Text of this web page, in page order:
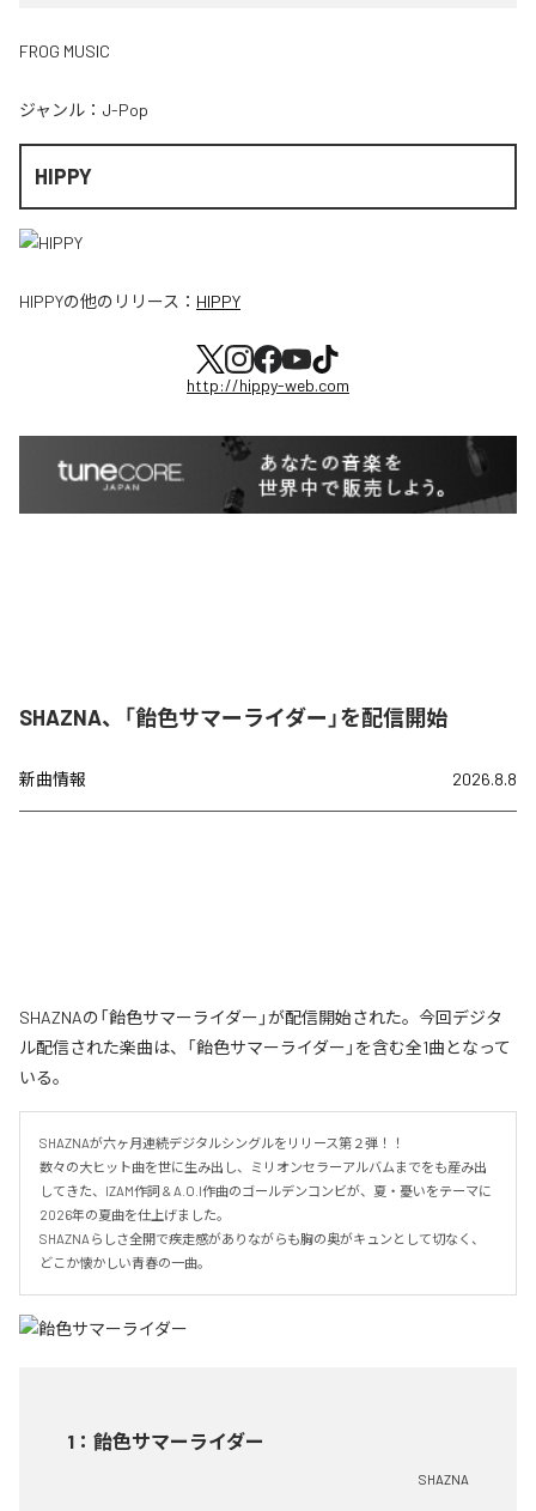
FROG MUSIC
ジャンル： J-Pop
HIPPY
HIPPYの他のリリース： HIPPY
http://hippy-web.com
SHAZNA、「飴色サマーライダー」を配信開始
新曲情報 2026.8.8
SHAZNAの「飴色サマーライダー」が配信開始された。今回デジタ
ル配信された楽曲は、「飴色サマーライダー」を含む全1曲となって
いる。
SHAZNAが六ヶ月連続デジタルシングルをリリース第２弾！！
数々の大ヒット曲を世に生み出し、ミリオンセラーアルバムまでをも産み出
してきた、IZAM作詞 & A.O.I作曲のゴールデンコンビが、夏・憂いをテーマに
2026年の夏曲を仕上げました。
SHAZNAらしさ全開で疾走感がありながらも胸の奥がキュンとして切なく、
どこか懐かしい青春の一曲。
1 ： 飴色サマーライダー
SHAZNA